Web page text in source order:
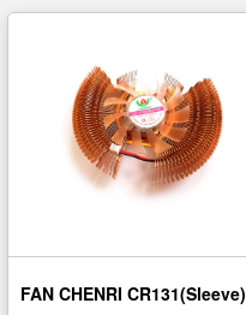
FAN CHENRI CR131(Sleeve)